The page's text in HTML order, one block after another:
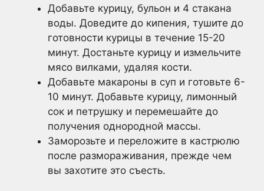
Добавьте курицу, бульон и 4 стакана
воды. Доведите до кипения, тушите до
готовности курицы в течение 15-20
минут. Достаньте курицу и измельчите
мясо вилками, удаляя кости.
Добавьте макароны в суп и готовьте 6-
10 минут. Добавьте курицу, лимонный
сок и петрушку и перемешайте до
получения однородной массы.
Заморозьте и переложите в кастрюлю
после размораживания, прежде чем
вы захотите это съесть.